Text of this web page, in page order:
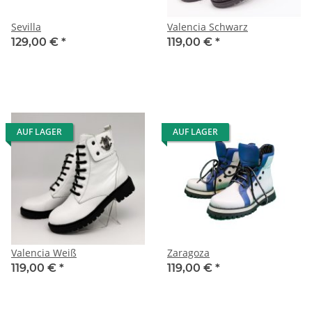
Sevilla
129,00 € *
Valencia Schwarz
119,00 € *
AUF LAGER
Valencia Weiß
119,00 € *
AUF LAGER
Zaragoza
119,00 € *